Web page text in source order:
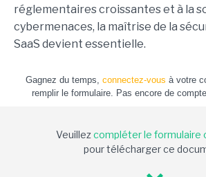
réglementaires croissantes et à la
cybermenaces, la maîtrise de la
SaaS devient essentielle.
Gagnez du temps, connectez-vous à votre
remplir le formulaire. Pas encore de
Veuillezcompléter le formulaire
pour télécharger ce